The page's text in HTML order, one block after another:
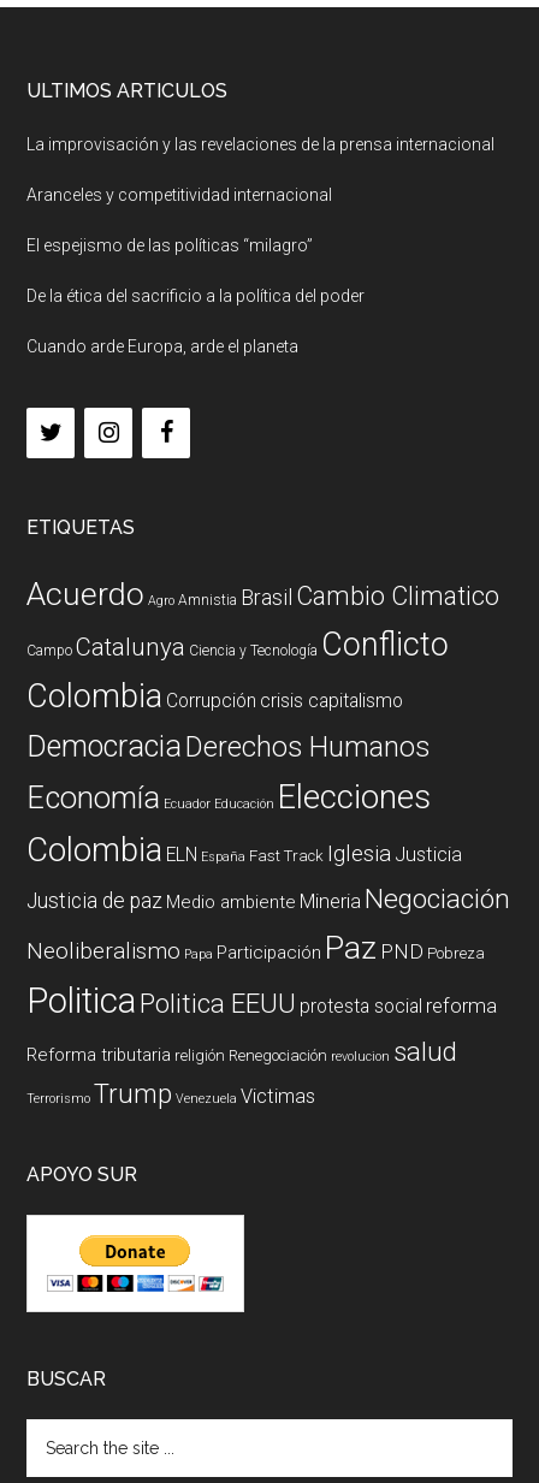
ULTIMOS ARTICULOS
La improvisación y las revelaciones de la prensa internacional
Aranceles y competitividad internacional
El espejismo de las políticas “milagro”
De la ética del sacrificio a la política del poder
Cuando arde Europa, arde el planeta
ETIQUETAS
Acuerdo Agro Amnistia Brasil Cambio Climatico
Campo Catalunya Ciencia y Tecnología Conflicto
Colombia Corrupción crisis capitalismo
DemocraciaDerechos Humanos
Economía Ecuador Educación Elecciones
Colombia ELN España Fast Track Iglesia Justicia
Justicia de paz Medio ambiente Mineria Negociación
Neoliberalismo Papa Participación Paz PND Pobreza
PoliticaPolitica EEUU protesta social reforma
Reforma tributaria religión Renegociación revolucion salud
Terrorismo Trump Venezuela Victimas
APOYO SUR
BUSCAR